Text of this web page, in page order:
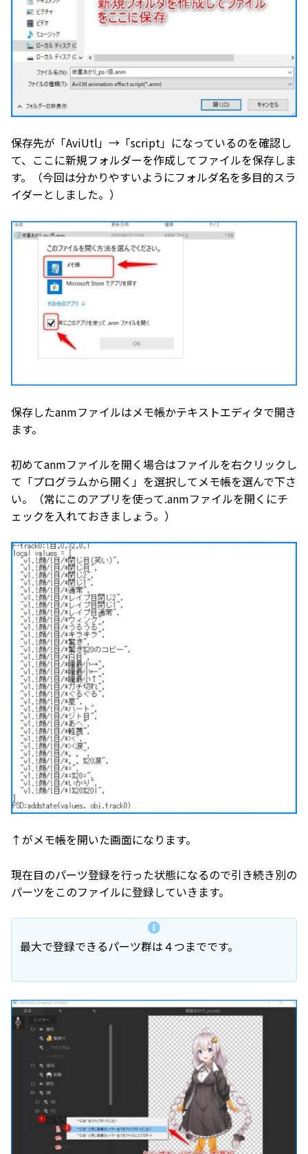
保存先が「AviUtl」→「script」になっているのを確認し
て、ここに新規フォルダーを作成してファイルを保存しま
す。（今回は分かりやすいようにフォルダ名を多目的スラ
イダーとしました。）
保存したanmファイルはメモ帳かテキストエディタで開き
ます。
初めてanmファイルを開く場合はファイルを右クリックし
て「プログラムから開く」を選択してメモ帳を選んで下さ
い。（常にこのアプリを使って.anmファイルを開くにチ
ェックを入れておきましょう。）
↑がメモ帳を開いた画面になります。
現在目のパーツ登録を行った状態になるので引き続き別の
パーツをこのファイルに登録していきます。
最大で登録できるパーツ群は４つまでです。